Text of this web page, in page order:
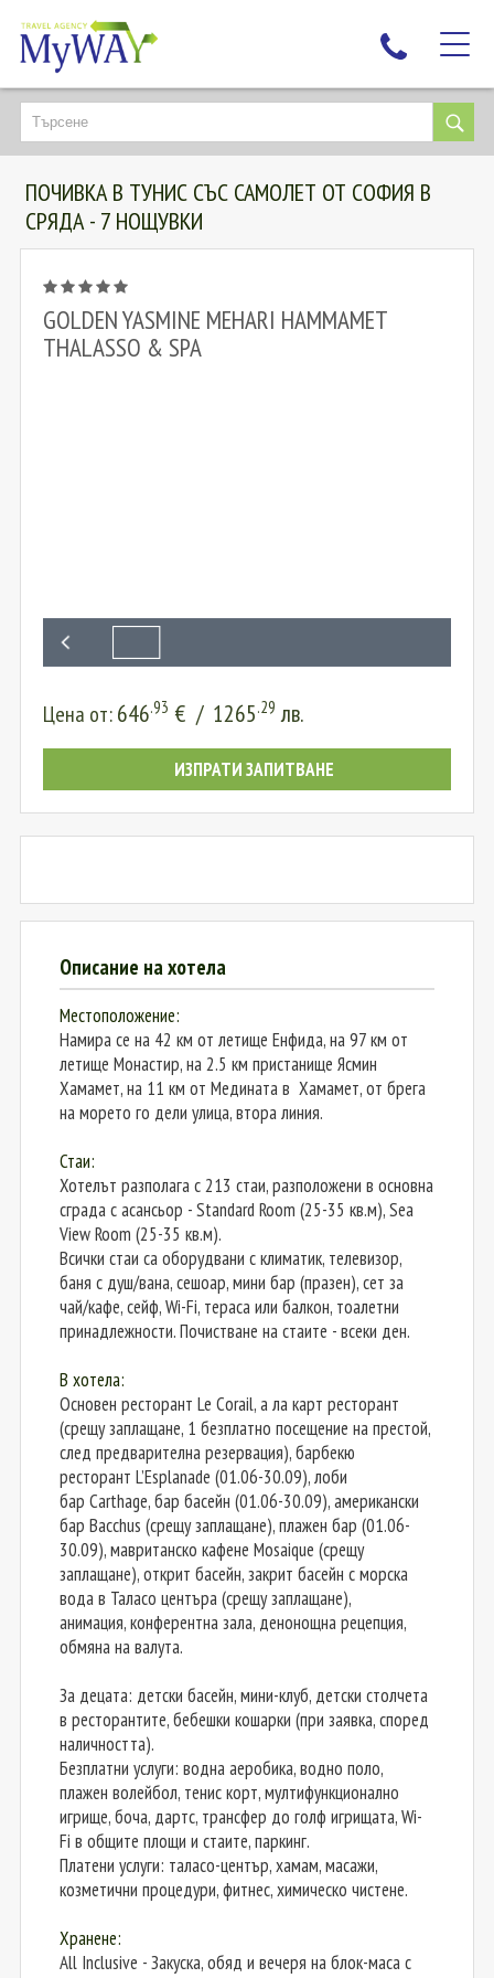
НАЙ-ТЪРСЕНИ
ДЕСТИНАЦИИ
ЕКЗОТИЧНИ ПОЧИВКИ
TAILOR MADE
ПЪТУВАЙТЕ С ДЕЦА
ПОЧИВКА В ТУНИС СЪС САМОЛЕТ ОТ СОФИЯ В
СРЯДА - 7 НОЩУВКИ
GOLDEN YASMINE MEHARI HAMMAMET
THALASSO & SPA
Цена от:646.93 € / 1265.29 лв.
ИЗПРАТИ ЗАПИТВАНЕ
Описание на хотела
Местоположение:
Намира се на 42 км от летище Енфида, на 97 км от
летище Монастир, на 2.5 км пристанище Ясмин
Хамамет, на 11 км от Медината в Хамамет, от брега
на морето го дели улица, втора линия.
Стаи:
Хотелът разполага с 213 стаи, разположени в основна
сграда с асансьор - Standard Room (25-35 кв.м), Sea
View Room (25-35 кв.м).
Всички стаи са оборудвани с климатик, телевизор,
баня с душ/вана, сешоар, мини бар (празен), сет за
чай/кафе, сейф, Wi-Fi, тераса или балкон, тоалетни
принадлежности. Почистване на стаите - всеки ден.
В хотела:
Основен ресторант Le Corail, а ла карт ресторант
(срещу заплащане, 1 безплатно посещение на престой,
след предварителна резервация), барбекю
ресторант L’Esplanade (01.06-30.09), лоби
бар Carthage, бар басейн (01.06-30.09), американски
бар Bacchus (срещу заплащане), плажен бар (01.06-
30.09), мавританско кафене Mosaique (срещу
заплащане), открит басейн, закрит басейн с морска
вода в Таласо центъра (срещу заплащане),
анимация, конферентна зала, денонощна рецепция,
обмяна на валута.
За децата: детски басейн, мини-клуб, детски столчета
в ресторантите, бебешки кошарки (при заявка, според
наличността).
Безплатни услуги: водна аеробика, водно поло,
плажен волейбол, тенис корт, мултифункционално
игрище, боча, дартс, трансфер до голф игрищата, Wi-
Fi в общите площи и стаите, паркинг.
Платени услуги: таласо-център, хамам, масажи,
козметични процедури, фитнес, химическо чистене.
Хранене:
All Inclusive - Закуска, обяд и вечеря на блок-маса с